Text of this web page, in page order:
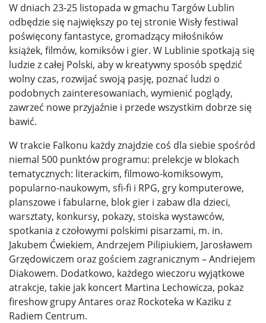
W dniach 23-25 listopada w gmachu Targów Lublin
odbędzie się największy po tej stronie Wisły festiwal
poświęcony fantastyce, gromadzący miłośników
książek, filmów, komiksów i gier. W Lublinie spotkają się
ludzie z całej Polski, aby w kreatywny sposób spędzić
wolny czas, rozwijać swoją pasję, poznać ludzi o
podobnych zainteresowaniach, wymienić poglądy,
zawrzeć nowe przyjaźnie i przede wszystkim dobrze się
bawić.
W trakcie Falkonu każdy znajdzie coś dla siebie spośród
niemal 500 punktów programu: prelekcje w blokach
tematycznych: literackim, filmowo-komiksowym,
popularno-naukowym, sfi-fi i RPG, gry komputerowe,
planszowe i fabularne, blok gier i zabaw dla dzieci,
warsztaty, konkursy, pokazy, stoiska wystawców,
spotkania z czołowymi polskimi pisarzami, m. in.
Jakubem Ćwiekiem, Andrzejem Pilipiukiem, Jarosławem
Grzędowiczem oraz gościem zagranicznym – Andriejem
Diakowem. Dodatkowo, każdego wieczoru wyjątkowe
atrakcje, takie jak koncert Martina Lechowicza, pokaz
fireshow grupy Antares oraz Rockoteka w Kaziku z
Radiem Centrum.